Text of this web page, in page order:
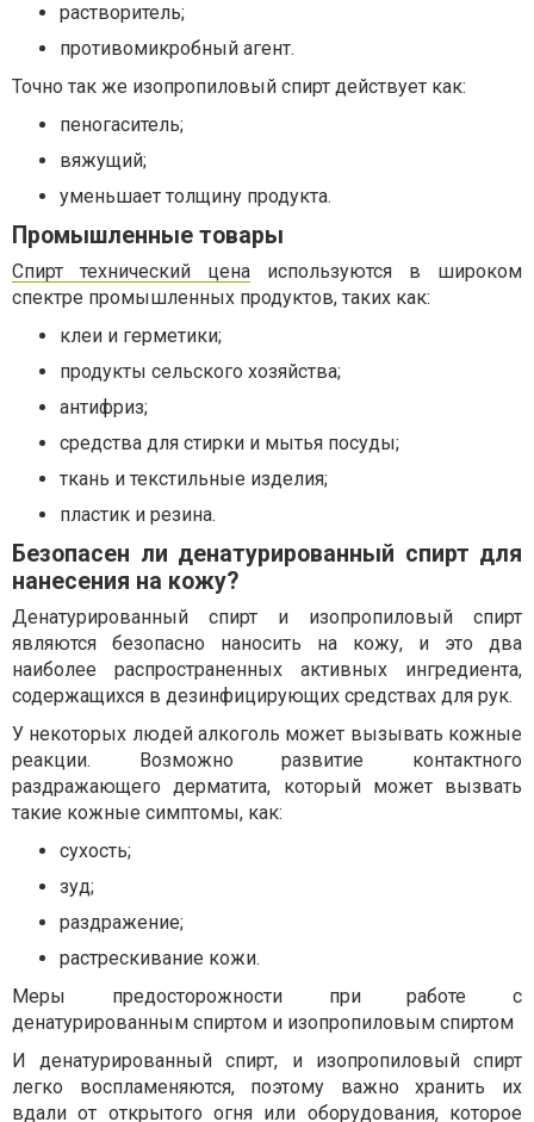
растворитель;
противомикробный агент.
Точно так же изопропиловый спирт действует как:
пеногаситель;
вяжущий;
уменьшает толщину продукта.
Промышленные товары
Спирт технический цена используются в широком
спектре промышленных продуктов, таких как:
клеи и герметики;
продукты сельского хозяйства;
антифриз;
средства для стирки и мытья посуды;
ткань и текстильные изделия;
пластик и резина.
Безопасен ли денатурированный спирт для
нанесения на кожу?
Денатурированный спирт и изопропиловый спирт
являются безопасно наносить на кожу, и это два
наиболее распространенных активных ингредиента,
содержащихся в дезинфицирующих средствах для рук.
У некоторых людей алкоголь может вызывать кожные
реакции. Возможно развитие контактного
раздражающего дерматита, который может вызвать
такие кожные симптомы, как:
сухость;
зуд;
раздражение;
растрескивание кожи.
Меры предосторожности при работе с
денатурированным спиртом и изопропиловым спиртом
И денатурированный спирт, и изопропиловый спирт
легко воспламеняются, поэтому важно хранить их
вдали от открытого огня или оборудования, которое